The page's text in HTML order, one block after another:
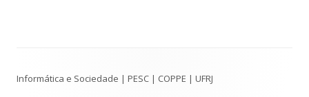
do
Informática e Sociedade | PESC | COPPE | UFRJ